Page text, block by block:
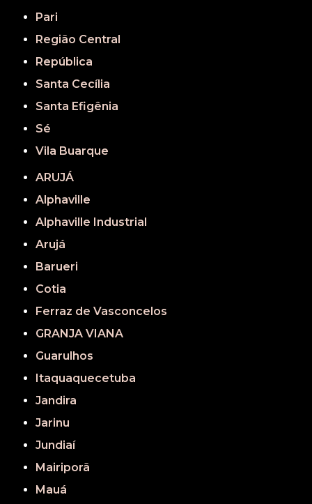
Pari
Região Central
República
Santa Cecília
Santa Efigênia
Sé
Vila Buarque
ARUJÁ
Alphaville
Alphaville Industrial
Arujá
Barueri
Cotia
Ferraz de Vasconcelos
GRANJA VIANA
Guarulhos
Itaquaquecetuba
Jandira
Jarinu
Jundiaí
Mairiporã
Mauá